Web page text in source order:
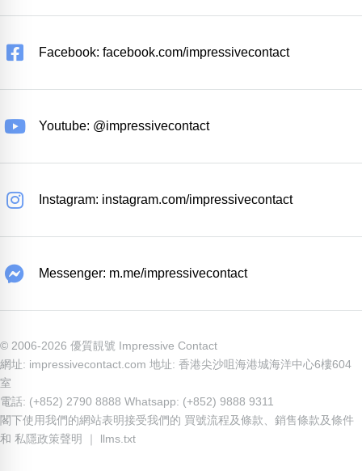
Facebook: facebook.com/impressivecontact
Youtube: @impressivecontact
Instagram: instagram.com/impressivecontact
Messenger: m.me/impressivecontact
© 2006-2026 優質靚號 Impressive Contact
網址: impressivecontact.com 地址: 香港尖沙咀海港城海洋中心6樓604
室
電話: (+852) 2790 8888 Whatsapp: (+852) 9888 9311
閣下使用我們的網站表明接受我們的 買號流程及條款
銷售條款及條件
和 私隱政策聲明 llms.txt